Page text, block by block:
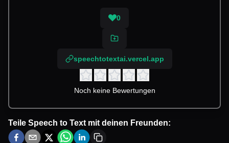
0
speechtotextai.vercel.app
Noch keine Bewertungen
Teile Speech to Text mit deinen Freunden: